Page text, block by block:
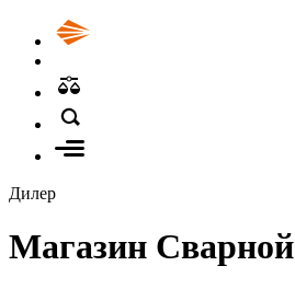
Дилер
Магазин Сварной